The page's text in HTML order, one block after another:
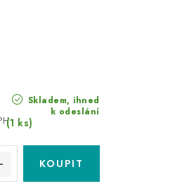
Skladem, ihned
k odeslání
(1 ks)